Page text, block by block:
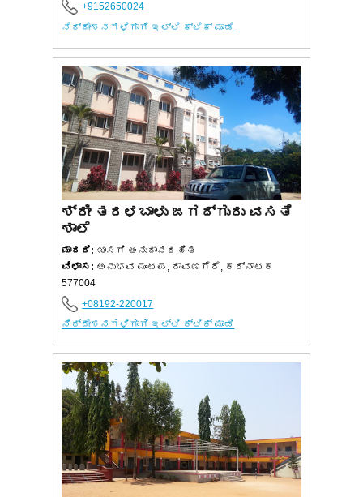
+9152650024
ನಿರ್ದೇಶನಗಳಿಗಾಗಿ ಇಲ್ಲಿ ಕ್ಲಿಕ್ ಮಾಡಿ
ಶ್ರೀ ತರಳಬಾಳು ಜಗದ್ಗುರು ವಸತಿ
ಶಾಲೆ
ಮಾದರಿ: ಖಾಸಗಿ ಅನುದಾನರಹಿತ
ವಿಳಾಸ: ಅನುಭವ ಮಂಟಪ, ದಾವಣಗೆರೆ, ಕರ್ನಾಟಕ
577004
+08192-220017
ನಿರ್ದೇಶನಗಳಿಗಾಗಿ ಇಲ್ಲಿ ಕ್ಲಿಕ್ ಮಾಡಿ